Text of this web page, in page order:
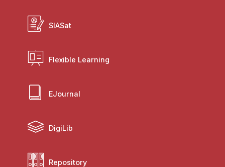
SIASat
Flexible Learning
EJournal
DigiLib
Repository